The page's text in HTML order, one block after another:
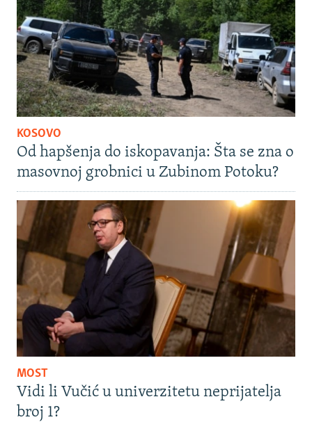
KOSOVO
Od hapšenja do iskopavanja: Šta se zna o
masovnoj grobnici u Zubinom Potoku?
MOST
Vidi li Vučić u univerzitetu neprijatelja
broj 1?